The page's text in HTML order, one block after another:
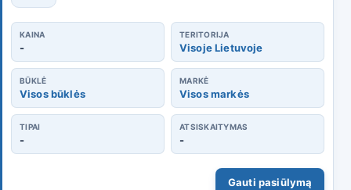
KAINA
-
TERITORIJA
Visoje Lietuvoje
BŪKLĖ
Visos būklės
MARKĖ
Visos markės
TIPAI
-
ATSISKAITYMAS
-
Gauti pasiūlymą